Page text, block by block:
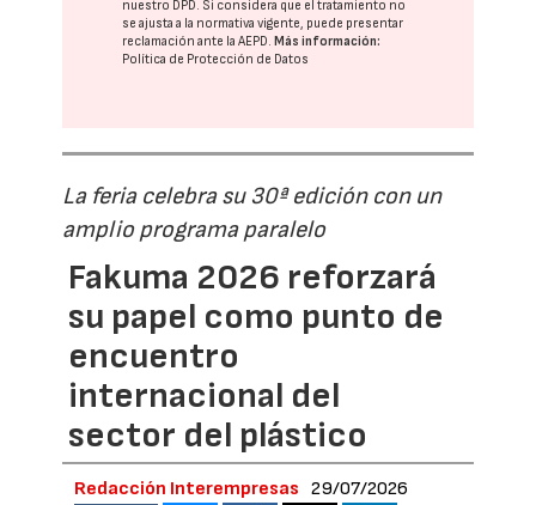
nuestro DPD. Si considera que el tratamiento no
se ajusta a la normativa vigente, puede presentar
reclamación ante laAEPD.Más información:
Política de Protección de Datos
La feria celebra su 30ª edición con un
amplio programa paralelo
Fakuma 2026 reforzará
su papel como punto de
encuentro
internacional del
sector del plástico
Redacción Interempresas 29/07/2026